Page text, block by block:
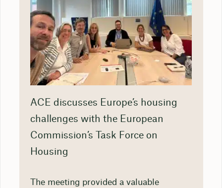
ACE discusses Europe’s housing
challenges with the European
Commission’s Task Force on
Housing
The meeting provided a valuable